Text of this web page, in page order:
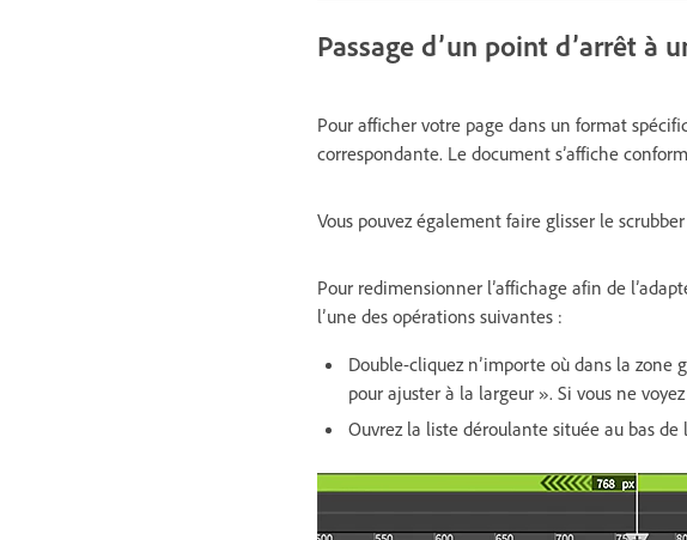
Passage d’un point d’arrêt à
Pour afficher votre page dans un format
correspondante. Le document s’affiche
Vous pouvez également faire glisser le
Pour redimensionner l’affichage afin de
l’une des opérations suivantes :
Double-cliquez n’importe où dans la
pour ajuster à la largeur ». Si vous ne
Ouvrez la liste déroulante située au bas